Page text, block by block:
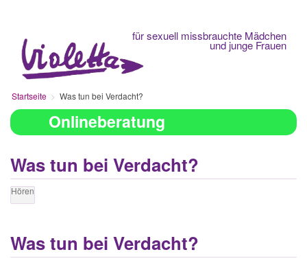
für sexuell missbrauchte Mädchen
und junge Frauen
Startseite Was tun bei Verdacht?
Onlineberatung
Was tun bei Verdacht?
Hören
Was tun bei Verdacht?